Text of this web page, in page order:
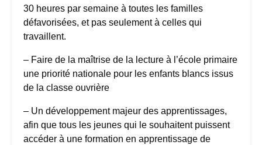
30 heures par semaine à toutes les familles
défavorisées, et pas seulement à celles qui
travaillent.
– Faire de la maîtrise de la lecture à l’école primaire
une priorité nationale pour les enfants blancs issus
de la classe ouvrière
– Un développement majeur des apprentissages,
afin que tous les jeunes qui le souhaitent puissent
accéder à une formation en apprentissage de